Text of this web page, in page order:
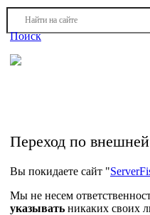
Поиск
Переход по
Вы покидаете сайт "
Мы не несем
указывать никаких своих